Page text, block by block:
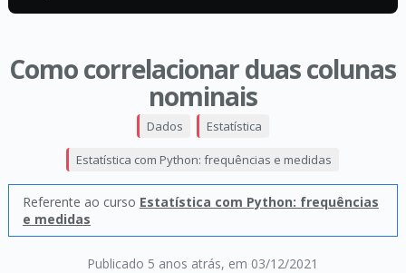
Como correlacionar duas colunas
nominais
Publicado 5 anos atrás, em 03/12/2021
Dados Estatística
Estatística com Python: frequências e medidas
Referente ao curso Estatística com Python: frequências
e medidas